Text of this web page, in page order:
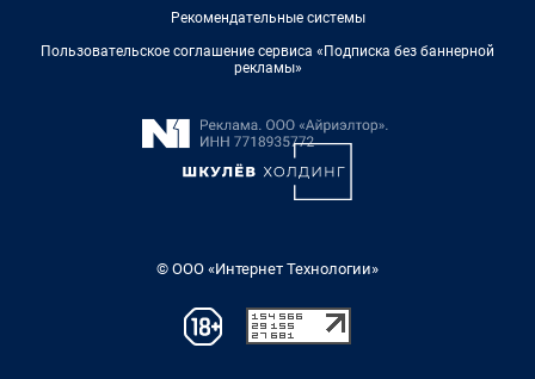
Рекомендательные системы
Пользовательское соглашение сервиса «Подписка без баннерной
рекламы»
© ООО «Интернет Технологии»